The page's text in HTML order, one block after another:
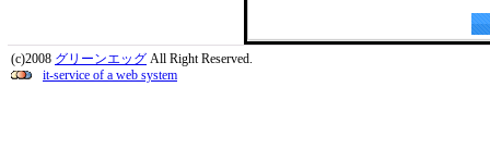
(c)2008 グリーンエッグ All Right Reserved.
it-service of a web system